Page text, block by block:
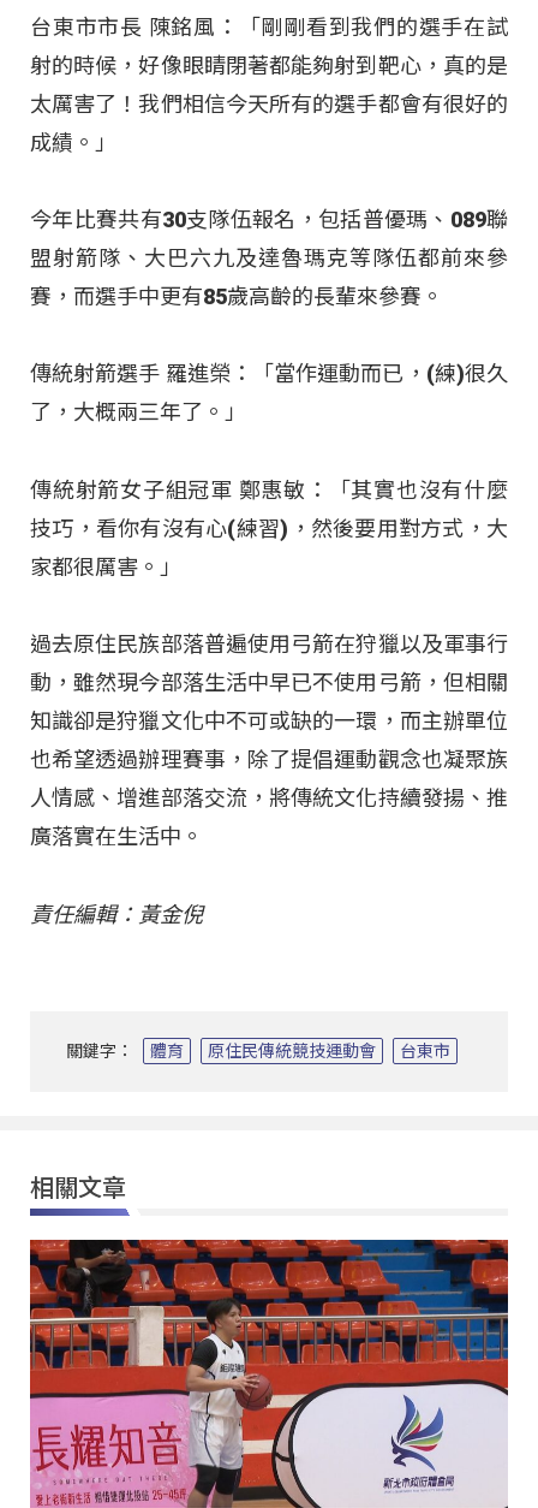
台東市市長 陳銘風：「剛剛看到我們的選手在試
射的時候，好像眼睛閉著都能夠射到靶心，真的是
太厲害了！我們相信今天所有的選手都會有很好的
成績。」
今年比賽共有30支隊伍報名，包括普優瑪、089聯
盟射箭隊、大巴六九及達魯瑪克等隊伍都前來參
賽，而選手中更有85歲高齡的長輩來參賽。
傳統射箭選手 羅進榮：「當作運動而已，(練)很久
了，大概兩三年了。」
傳統射箭女子組冠軍 鄭惠敏：「其實也沒有什麼
技巧，看你有沒有心(練習)，然後要用對方式，大
家都很厲害。」
過去原住民族部落普遍使用弓箭在狩獵以及軍事行
動，雖然現今部落生活中早已不使用弓箭，但相關
知識卻是狩獵文化中不可或缺的一環，而主辦單位
也希望透過辦理賽事，除了提倡運動觀念也凝聚族
人情感、增進部落交流，將傳統文化持續發揚、推
廣落實在生活中。
責任編輯：黃金倪
關鍵字： 體育 原住民傳統競技運動會 台東市
相關文章